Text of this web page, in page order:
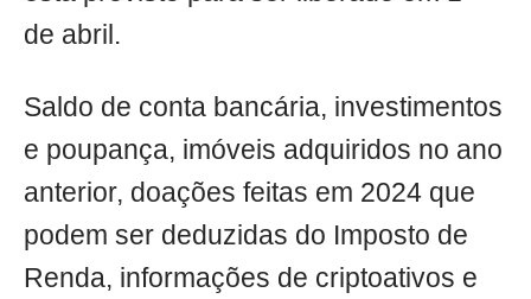
de abril.
Saldo de conta bancária, investimentos
e poupança, imóveis adquiridos no ano
anterior, doações feitas em 2024 que
podem ser deduzidas do Imposto de
Renda, informações de criptoativos e